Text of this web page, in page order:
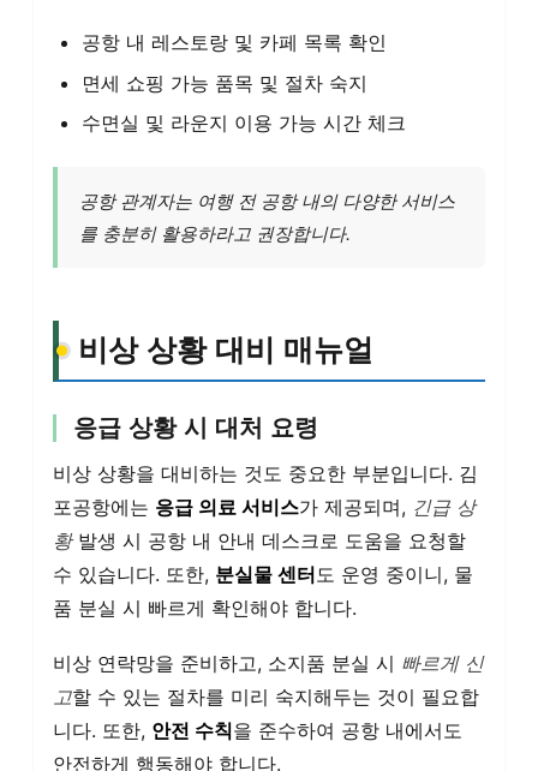
공항 내 레스토랑 및 카페 목록 확인
면세 쇼핑 가능 품목 및 절차 숙지
수면실 및 라운지 이용 가능 시간 체크
공항 관계자는 여행 전 공항 내의 다양한 서비스
를 충분히 활용하라고 권장합니다.
비상 상황 대비 매뉴얼
응급 상황 시 대처 요령
비상 상황을 대비하는 것도 중요한 부분입니다. 김
포공항에는 응급 의료 서비스가 제공되며, 긴급 상
황발생 시 공항 내 안내 데스크로 도움을 요청할
수 있습니다. 또한, 분실물 센터도 운영 중이니, 물
품 분실 시 빠르게 확인해야 합니다.
비상 연락망을 준비하고, 소지품 분실 시 빠르게 신
고할 수 있는 절차를 미리 숙지해두는 것이 필요합
니다. 또한, 안전 수칙을 준수하여 공항 내에서도
안전하게 행동해야 합니다.